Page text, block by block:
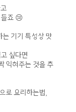
죠 😢
는 기기 특성상 맛
싶다면
익혀주는 것을 추
로 요리하는법,